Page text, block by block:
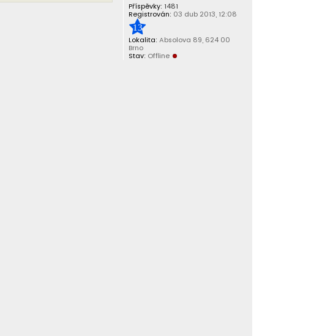
Příspěvky: 1481
Registrován: 03 dub 2013, 12:08
13
Lokalita: Absolova 89, 624 00
Brno
Stav: Offline